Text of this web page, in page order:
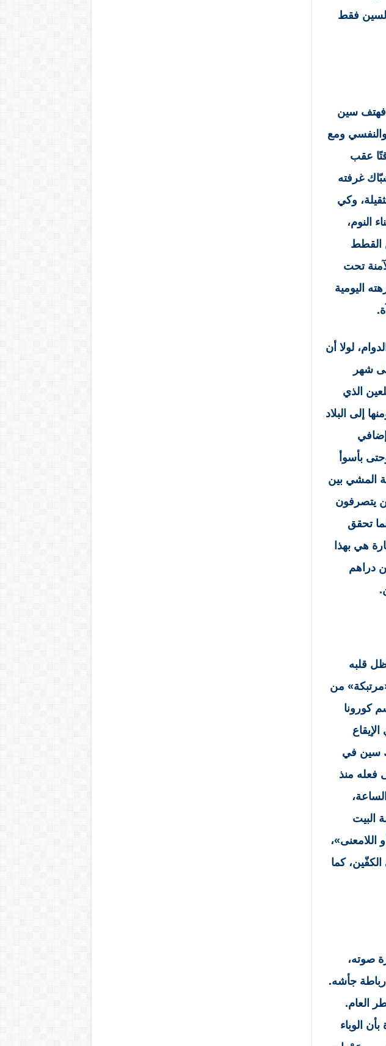
فقط
فهتف سين
ومع
عقب
غرفته
وكي
النوم،
القطط
تحت
اليومية
لولا أن
شهر
الذي
إلى البلاد
بأسوأ
المشي بين
يتصرفون
تحقق
هي بهذا
دراهم
قلبه
من
كورونا
سين في
فعله منذ
البيت
كما
صوته،
رباطة جأشه.
العام.
الوباء